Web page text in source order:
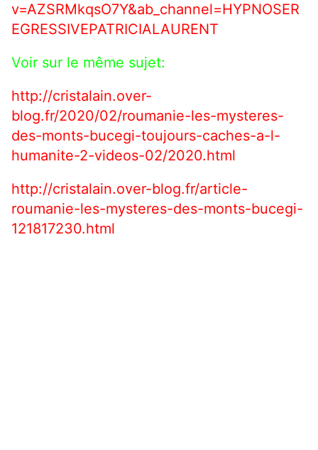
v=AZSRMkqsO7Y&ab_channel=HYPNOSER
EGRESSIVEPATRICIALAURENT
Voir sur le même sujet:
http://cristalain.over-
blog.fr/2020/02/roumanie-les-mysteres-
des-monts-bucegi-toujours-caches-a-l-
humanite-2-videos-02/2020.html
http://cristalain.over-blog.fr/article-
roumanie-les-mysteres-des-monts-bucegi-
121817230.html